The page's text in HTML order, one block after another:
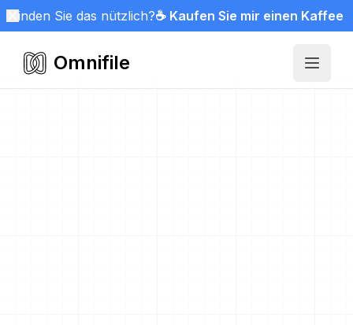
Finden Sie das nützlich?☕ Kaufen Sie mir einen Kaffee
Omnifile